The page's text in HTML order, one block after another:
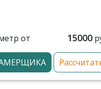
от 15000